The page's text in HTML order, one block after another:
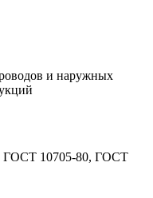
и наружных
ГОСТ 10705-80, ГОСТ